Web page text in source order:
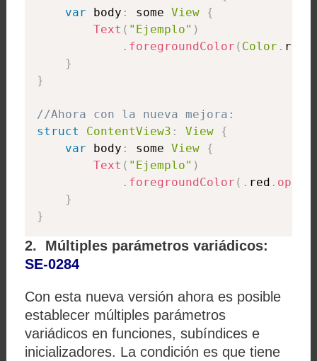
var body : some View {
Text ( "Ejemplo" )
. foregroundColor ( Color . red
}
}
//Ahora con la nueva mejora:
struct
ContentView3 : View {
var body : some View {
Text ( "Ejemplo" )
. foregroundColor ( . red .
}
}
2. Múltiples parámetros variádicos:
SE-0284
Con esta nueva versión ahora es posible
establecer múltiples parámetros
variádicos en funciones, subíndices e
inicializadores. La condición es que tiene